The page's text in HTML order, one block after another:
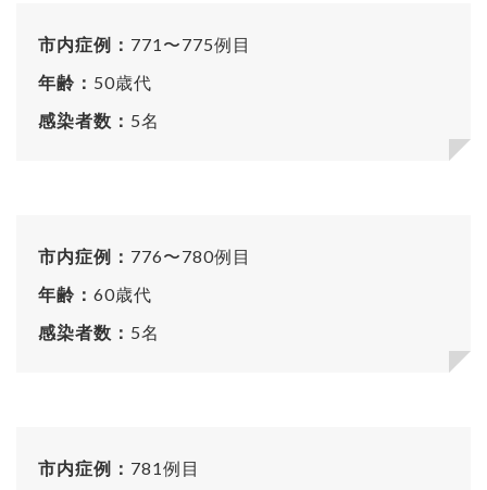
市内症例： 771〜775例目
年齢： 50歳代
感染者数： 5名
市内症例： 776〜780例目
年齢： 60歳代
感染者数： 5名
市内症例： 781例目